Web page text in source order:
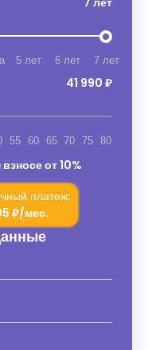
5 лет 6 лет 7 лет
41 990 ₽
55 60 65 70 75 80
от 10%
платеж:
₽/мес.